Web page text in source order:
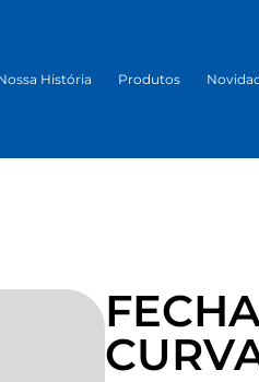
História Produtos